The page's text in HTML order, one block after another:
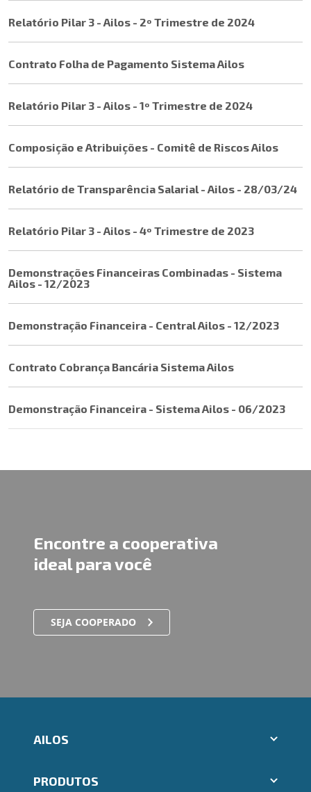
Relatório Pilar 3 - Ailos - 2º Trimestre de 2024
Contrato Folha de Pagamento Sistema Ailos
Relatório Pilar 3 - Ailos - 1º Trimestre de 2024
Composição e Atribuições - Comitê de Riscos Ailos
Relatório de Transparência Salarial - Ailos - 28/03/24
Relatório Pilar 3 - Ailos - 4º Trimestre de 2023
Demonstrações Financeiras Combinadas - Sistema
Ailos - 12/2023
Demonstração Financeira - Central Ailos - 12/2023
Contrato Cobrança Bancária Sistema Ailos
Demonstração Financeira - Sistema Ailos - 06/2023
Encontre a cooperativa
ideal para você
SEJA COOPERADO
AILOS
Indique um amigo
PRODUTOS